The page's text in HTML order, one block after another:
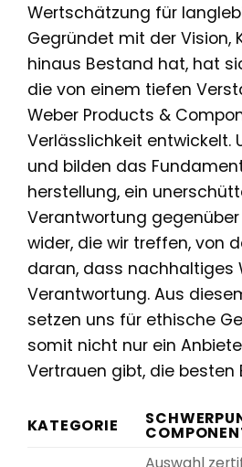
Wertschätzung für
Gegründet mit der Vision,
hinaus Bestand hat, hat
die von einem tiefen
Weber Products &
Verlässlichkeit entwickelt.
und bilden das
herstellung, ein
Verantwortung
wider, die wir treffen, von
daran, dass nachhaltiges
Verantwortung. Aus
setzen uns für ethische
somit nicht nur ein
Vertrauen gibt, die besten
KATEGORIE